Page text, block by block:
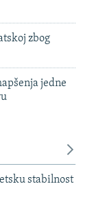
zbog
jedne
stabilnost